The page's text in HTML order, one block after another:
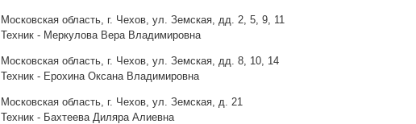
Московская область, г. Чехов, ул. Земская, дд. 2, 5, 9, 11
Техник - Меркулова Вера Владимировна
Московская область, г. Чехов, ул. Земская, дд. 8, 10, 14
Техник - Ерохина Оксана Владимировна
Московская область, г. Чехов, ул. Земская, д. 21
Техник - Бахтеева Диляра Алиевна